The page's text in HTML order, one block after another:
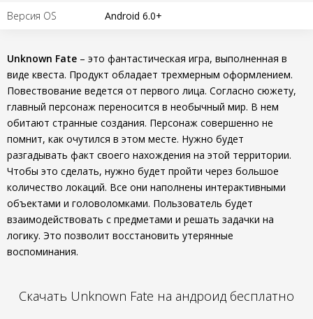
Версия OS Android 6.0+
Unknown Fate – это фантастическая игра, выполненная в
виде квеста. Продукт обладает трехмерным оформлением.
Повествование ведется от первого лица. Согласно сюжету,
главный персонаж переносится в необычный мир. В нем
обитают странные создания. Персонаж совершенно не
помнит, как очутился в этом месте. Нужно будет
разгадывать факт своего нахождения на этой территории.
Чтобы это сделать, нужно будет пройти через большое
количество локаций. Все они наполнены интерактивными
объектами и головоломками. Пользователь будет
взаимодействовать с предметами и решать задачки на
логику. Это позволит восстановить утерянные
воспоминания.
Скачать Unknown Fate на андроид бесплатно